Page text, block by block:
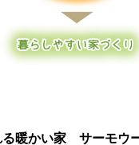
る暖かい家 サーモウ